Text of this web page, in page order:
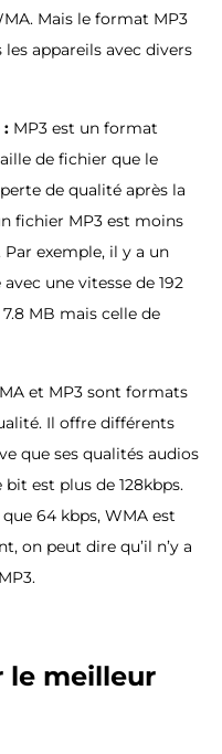
Mais le format MP3
appareils avec divers
: MP3 est un format
de fichier que le
de qualité après la
fichier MP3 est moins
exemple, il y a un
une vitesse de 192
MB mais celle de
et MP3 sont formats
Il offre différents
que ses qualités audios
est plus de 128kbps.
64 kbps, WMA est
on peut dire qu’il n’y a
le meilleur